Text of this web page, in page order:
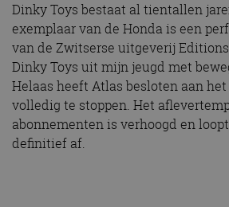
Dinky Toys bestaat al tientallen
exemplaar van de Honda is een
van de Zwitserse uitgeverij
Dinky Toys uit mijn jeugd met
Helaas heeft Atlas besloten aan
volledig te stoppen. Het
abonnementen is verhoogd en
definitief af.